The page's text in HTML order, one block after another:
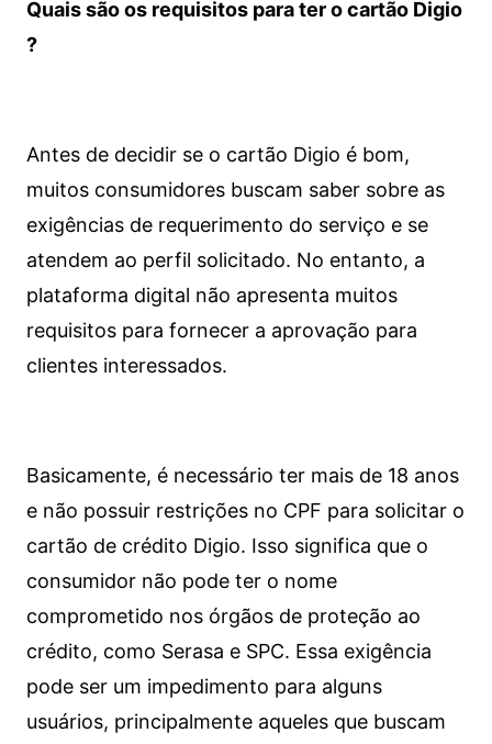
Quais são os requisitos para ter o cartão Digio
?
Antes de decidir se o cartão Digio é bom,
muitos consumidores buscam saber sobre as
exigências de requerimento do serviço e se
atendem ao perfil solicitado. No entanto, a
plataforma digital não apresenta muitos
requisitos para fornecer a aprovação para
clientes interessados.
Basicamente, é necessário ter mais de 18 anos
e não possuir restrições no CPF para solicitar o
cartão de crédito Digio. Isso significa que o
consumidor não pode ter o nome
comprometido nos órgãos de proteção ao
crédito, como Serasa e SPC. Essa exigência
pode ser um impedimento para alguns
usuários, principalmente aqueles que buscam